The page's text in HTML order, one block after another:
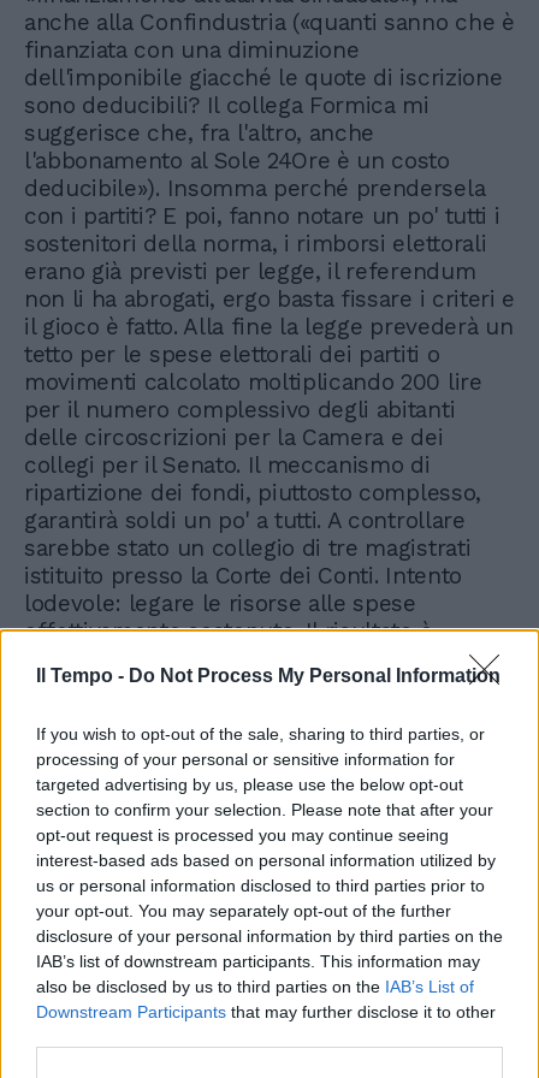
Il Tempo - Do Not Process My Personal Information
If you wish to opt-out of the sale, sharing to third parties, or
processing of your personal or sensitive information for
targeted advertising by us, please use the below opt-out
section to confirm your selection. Please note that after your
opt-out request is processed you may continue seeing
interest-based ads based on personal information utilized by
us or personal information disclosed to third parties prior to
your opt-out. You may separately opt-out of the further
disclosure of your personal information by third parties on the
IAB’s list of downstream participants. This information may
also be disclosed by us to third parties on the IAB’s List of
Downstream Participants that may further disclose it to other
anche alla Confindustria («quanti sanno che è
finanziata con una diminuzione
dell'imponibile giacché le quote di iscrizione
sono deducibili? Il collega Formica mi
suggerisce che, fra l'altro, anche
l'abbonamento al Sole 24Ore è un costo
deducibile»). Insomma perché prendersela
con i partiti? E poi, fanno notare un po' tutti i
sostenitori della norma, i rimborsi elettorali
erano già previsti per legge, il referendum
non li ha abrogati, ergo basta fissare i criteri e
il gioco è fatto. Alla fine la legge prevederà un
tetto per le spese elettorali dei partiti o
movimenti calcolato moltiplicando 200 lire
per il numero complessivo degli abitanti
delle circoscrizioni per la Camera e dei
collegi per il Senato. Il meccanismo di
ripartizione dei fondi, piuttosto complesso,
garantirà soldi un po' a tutti. A controllare
sarebbe stato un collegio di tre magistrati
istituito presso la Corte dei Conti. Intento
lodevole: legare le risorse alle spese
effettivamente sostenute. Il risultato è
cronaca dei giorni nostri. E non era ancora
arrivato il letale (per le casse statali) 1997.(1-